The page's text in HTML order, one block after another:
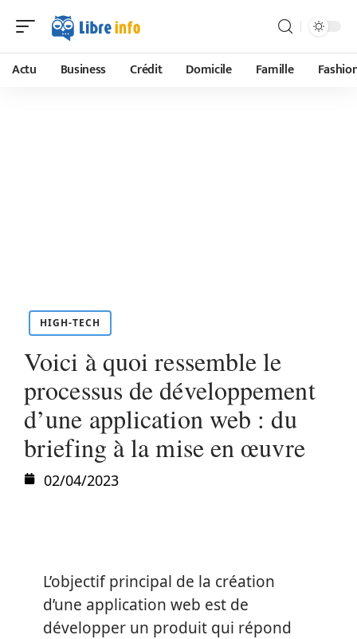
Actu Business Crédit Domicile Famille
HIGH-TECH
Voici à quoi ressemble le
processus de développement
d’une application web : du
briefing à la mise en œuvre
02/04/2023
L’objectif principal de la création
d’une application web est de
développer un produit qui répond